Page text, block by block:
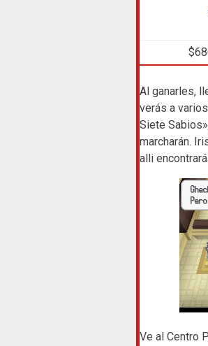
Al ganarles,
verás a
Siete
marcharán.
alli
Ve al Centro